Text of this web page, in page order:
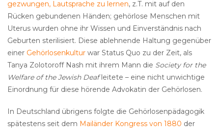
gezwungen, Lautsprache zu lernen, z.T. mit auf den
Rücken gebundenen Händen; gehörlose Menschen mit
Uterus wurden ohne ihr Wissen und Einverständnis nach
Geburten sterilisiert. Diese ablehnende Haltung gegenüber
einer Gehörlosenkultur war Status Quo zu der Zeit, als
Tanya Zolotoroff Nash mit ihrem Mann die Society for the
Welfare of the Jewish Deafleitete – eine nicht unwichtige
Einordnung für diese hörende Advokatin der Gehörlosen.
In Deutschland übrigens folgte die Gehörlosenpädagogik
spätestens seit dem Mailänder Kongress von 1880 der